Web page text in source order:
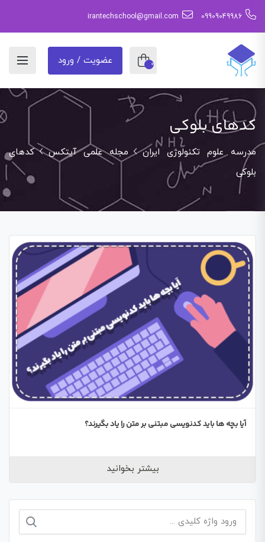
09909049986
irantechschool@gmail.com
0 عضویت / ورود
کدهای بلوکی
مدرسه علوم تکنولوژی ایران مجله علمی آیتکس
کدهای
بلوکی
آیا بچه ها باید کدنویسی مبتنی بر متن را یاد بگیرند؟
بیشتر بخوانید
جستجو